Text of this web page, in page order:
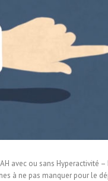
avec ou sans Hyperactivité
à ne pas manquer pour le